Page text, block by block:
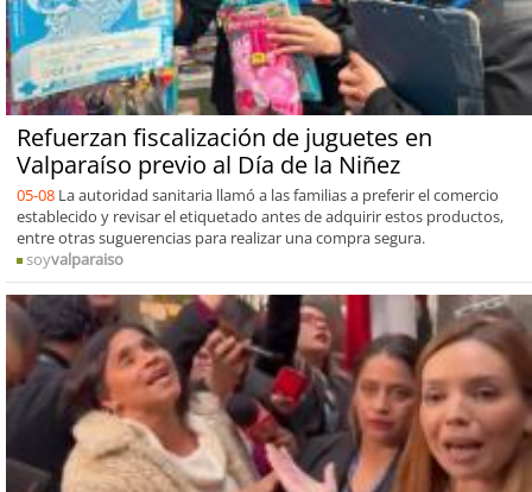
Refuerzan fiscalización de juguetes en
Valparaíso previo al Día de la Niñez
05-08 La autoridad sanitaria llamó a las familias a preferir el comercio
establecido y revisar el etiquetado antes de adquirir estos productos,
entre otras suguerencias para realizar una compra segura.
soyvalparaiso